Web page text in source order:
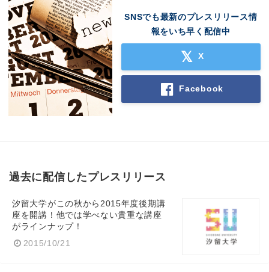
SNSでも最新のプレスリリース情
報をいち早く配信中
X
Facebook
過去に配信したプレスリリース
汐留大学がこの秋から2015年度後期講
座を開講！他では学べない貴重な講座
がラインナップ！
2015/10/21